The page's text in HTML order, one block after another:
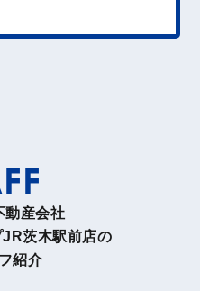
動産会社
茨木駅前店の
紹介